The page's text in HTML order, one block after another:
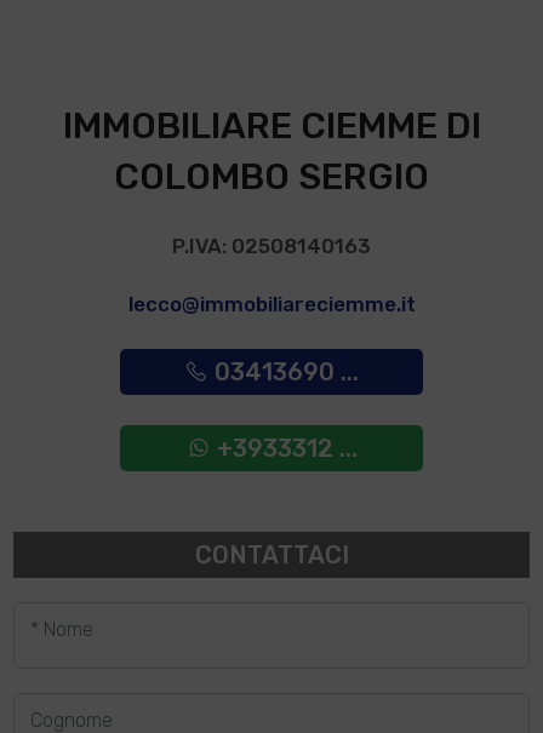
IMMOBILIARE CIEMME DI
COLOMBO SERGIO
P.IVA: 02508140163
lecco@immobiliareciemme.it
03413690 ...
+3933312 ...
CONTATTACI
* Nome
Cognome